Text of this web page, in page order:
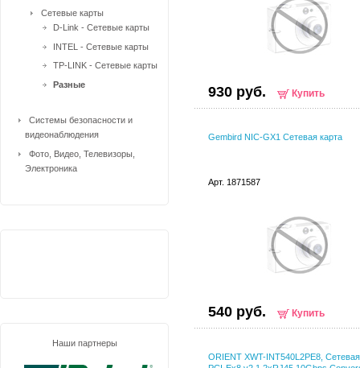
930 руб. Купить
Gembird NIC-GX1 Сетевая карта
Арт. 1871587
540 руб. Купить
ORIENT XWT-INT540L2PE8,
Сетевые карты
D-Link - Сетевые карты
INTEL - Cетевые карты
TP-LINK - Сетевые карты
Разные
Системы безопасности и
видеонаблюдения
Фото, Видео, Телевизоры,
Электроника
Наши партнеры